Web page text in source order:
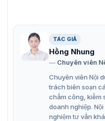
THS/PLV21 series
Máy dò kim loại công
mang đến hiệu quả sử
kiểm soát và rà soát kim
THS/G21E được tích hợp
các vật từ tính hay phóng
quan trọng trong chu
nhà máy công nghệp.
series còn nổi bật với
TÁC GIẢ
Hồng Nhung
Chuyên viên
Chuyên viên Nội
trách biên soạn
chấm công, kiểm
doanh nghiệp.
nghiệm tư vấn